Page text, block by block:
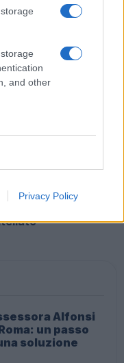
and other
Privacy Policy
Approvato il
Alfonsi
un passo
soluzione